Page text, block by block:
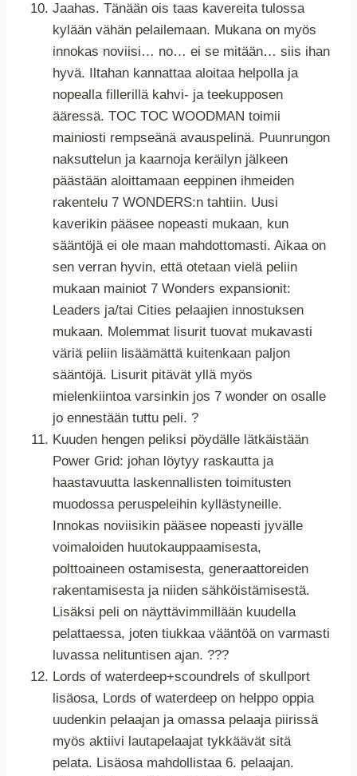
Jaahas. Tänään ois taas kavereita tulossa
kylään vähän pelailemaan. Mukana on myös
innokas noviisi… no… ei se mitään… siis ihan
hyvä. Iltahan kannattaa aloitaa helpolla ja
nopealla fillerillä kahvi- ja teekupposen
ääressä. TOC TOC WOODMAN toimii
mainiosti rempseänä avauspelinä. Puunrungon
naksuttelun ja kaarnoja keräilyn jälkeen
päästään aloittamaan eeppinen ihmeiden
rakentelu 7 WONDERS:n tahtiin. Uusi
kaverikin pääsee nopeasti mukaan, kun
sääntöjä ei ole maan mahdottomasti. Aikaa on
sen verran hyvin, että otetaan vielä peliin
mukaan mainiot 7 Wonders expansionit:
Leaders ja/tai Cities pelaajien innostuksen
mukaan. Molemmat lisurit tuovat mukavasti
väriä peliin lisäämättä kuitenkaan paljon
sääntöjä. Lisurit pitävät yllä myös
mielenkiintoa varsinkin jos 7 wonder on osalle
jo ennestään tuttu peli. ?
Kuuden hengen peliksi pöydälle lätkäistään
Power Grid: johan löytyy raskautta ja
haastavuutta laskennallisten toimitusten
muodossa peruspeleihin kyllästyneille.
Innokas noviisikin pääsee nopeasti jyvälle
voimaloiden huutokauppaamisesta,
polttoaineen ostamisesta, generaattoreiden
rakentamisesta ja niiden sähköistämisestä.
Lisäksi peli on näyttävimmillään kuudella
pelattaessa, joten tiukkaa vääntöä on varmasti
luvassa nelituntisen ajan. ???
Lords of waterdeep+scoundrels of skullport
lisäosa, Lords of waterdeep on helppo oppia
uudenkin pelaajan ja omassa pelaaja piirissä
myös aktiivi lautapelaajat tykkäävät sitä
pelata. Lisäosa mahdollistaa 6. pelaajan.